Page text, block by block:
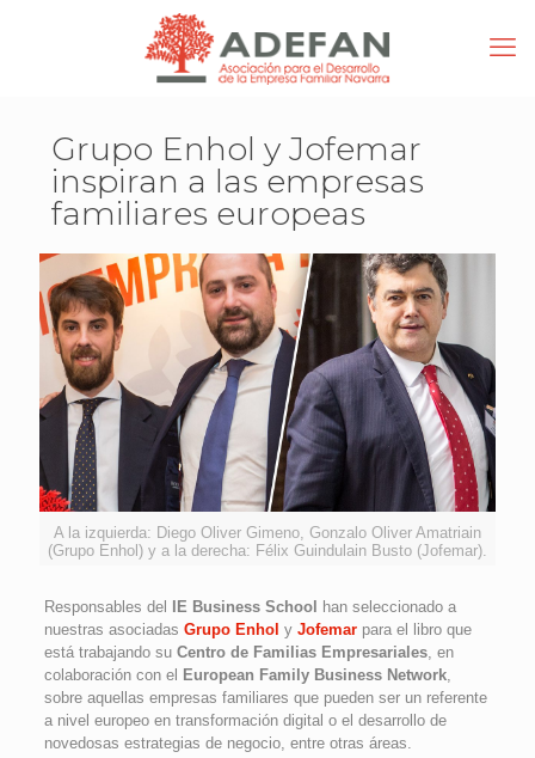
Grupo Enhol y Jofemar
inspiran a las empresas
familiares europeas
A la izquierda: Diego Oliver Gimeno, Gonzalo Oliver Amatriain
(Grupo Enhol) y a la derecha: Félix Guindulain Busto (Jofemar).
Responsables del IE Business School
han seleccionado a
nuestras asociadas Grupo Enhol yJofemarpara el libro que
está trabajando su Centro de Familias Empresariales, en
colaboración con el European Family Business Network,
sobre aquellas empresas familiares que pueden ser un referente
a nivel europeo en transformación digital o el desarrollo de
novedosas estrategias de negocio, entre otras áreas.